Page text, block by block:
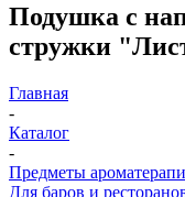
Подушка с
стружки
Главная
-
Каталог
-
Предметы
Для баров и